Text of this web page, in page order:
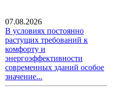
07.08.2026
В условиях постоянно
растущих требований к
комфорту и
энергоэффективности
современных зданий особое
значение...